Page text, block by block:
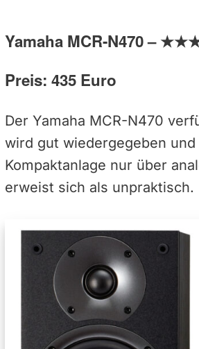
Yamaha MCR-N470 –
Preis: 435 Euro
Der Yamaha MCR-N470
wird gut wiedergegeben
Kompaktanlage nur über
erweist sich als unpraktisch.